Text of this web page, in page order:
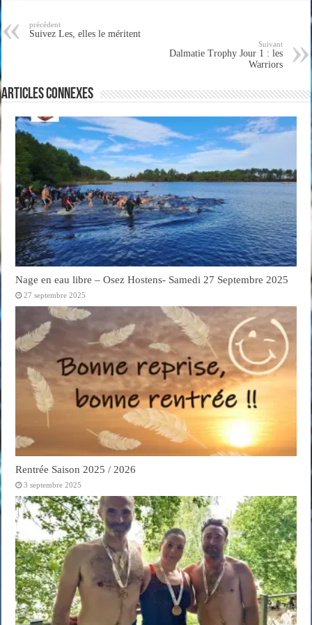
précédent
Suivez Les, elles le méritent
Suivant
Dalmatie Trophy Jour 1 : les
Warriors
Articles connexes
Nage en eau libre – Osez Hostens- Samedi 27 Septembre 2025
27 septembre 2025
Rentrée Saison 2025 / 2026
3 septembre 2025